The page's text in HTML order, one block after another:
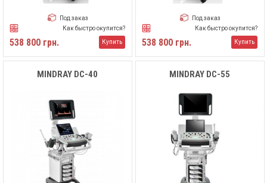
Под заказ
Как быстро окупится?
538 800 грн. Купить
Под заказ
Как быстро окупится?
538 800 грн. Купить
MINDRAY DC-40 MINDRAY DC-55